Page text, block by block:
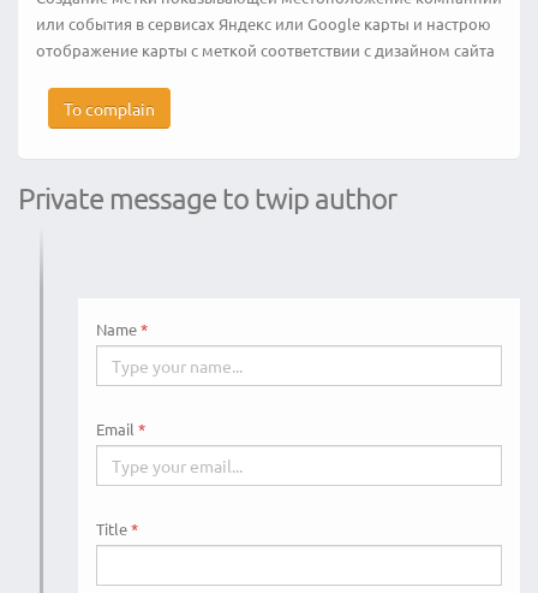
или события в сервисах Яндекс или Google карты и настрою
отображение карты с меткой соответствии с дизайном сайта
To complain
Private message to twip author
Name
Email
Title